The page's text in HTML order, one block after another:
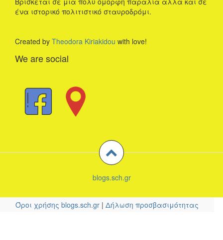
ένα ιστορικό πολιτιστικό σταυροδρόμι.
Created by Theodora Kiriakidou with love!
We are social
blogs.sch.gr
Όροι χρήσης blogs.sch.gr |Δήλωση προσβασιμότητας